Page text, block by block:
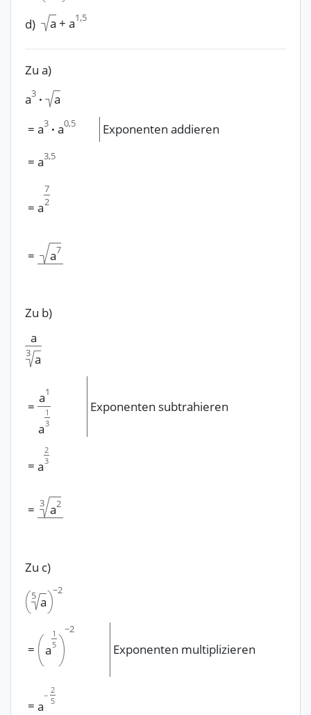
d) a + a1,5
Zu a)
a3 ·
a
= a3 · a0,5 Exponenten addieren
= a3,5
= a
7
2
= a7
Zu b)
a
3 a
=
a1
a
1
3
Exponenten subtrahieren
= a
2
3
= 3 a2
Zu c)
5 a
−2
= a
1
5
−2
Exponenten multiplizieren
= a
−
2
5